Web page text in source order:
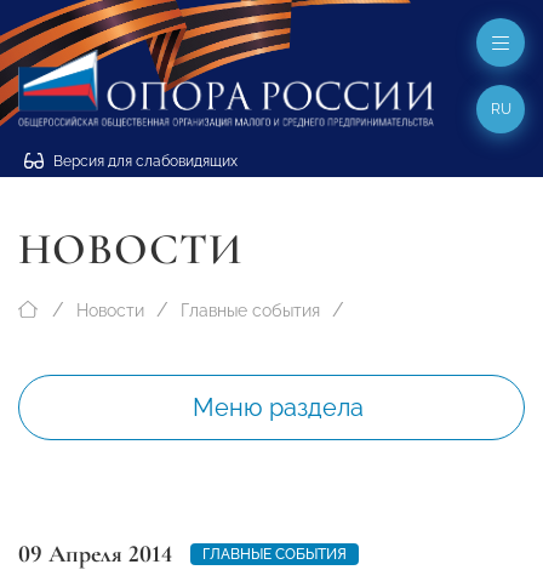
Версия для слабовидящих
RU
НОВОСТИ
Новости Главные события
Меню раздела
09 Апреля 2014 ГЛАВНЫЕ СОБЫТИЯ